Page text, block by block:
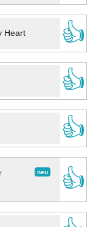
Heart
👍
👍
👍
neu
👍